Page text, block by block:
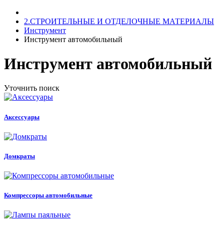
2.СТРОИТЕЛЬНЫЕ И ОТДЕЛОЧНЫЕ МАТЕРИАЛЫ
Инструмент
Инструмент автомобильный
Инструмент автомобильный
Уточнить поиск
Аксессуары
Домкраты
Компрессоры автомобильные